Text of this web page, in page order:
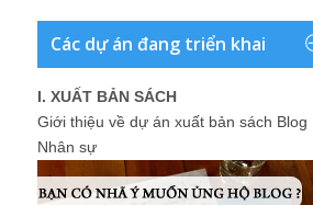
Các dự án đang triển khai
I. XUẤT BẢN SÁCH
Giới thiệu về dự án xuất bản sách Blog
Nhân sự